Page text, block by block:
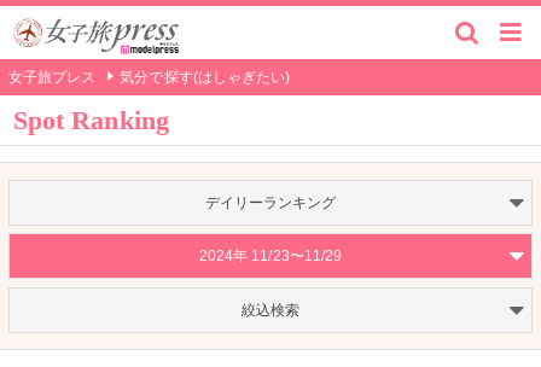
女子旅プレス 気分で探す(はしゃぎたい)
Spot Ranking
デイリーランキング
2024年 11/23〜11/29
絞込検索